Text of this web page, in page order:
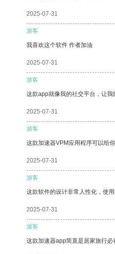
2025-07-31
游客
我喜欢这个软件 作者加油
2025-07-31
游客
这款app就像我的社交平台，让我
2025-07-31
游客
这款加速器VPM应用程序可以给
2025-07-31
游客
这款软件的设计非常人性化，使用
2025-07-31
游客
这款加速器app简直是居家旅行